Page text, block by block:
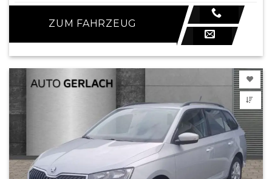
ZUM FAHRZEUG